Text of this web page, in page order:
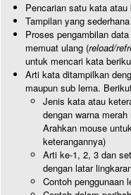
Pencarian satu kata
Tampilan yang
Proses pengambilan
memuat ulang (reload/
untuk mencari kata
Arti kata ditampilkan
maupun sub lema.
Jenis kata atau
dengan warna
Arahkan mouse
keterangannya)
Arti ke-1, 2, 3 dan
dengan latar
Contoh penggunaan